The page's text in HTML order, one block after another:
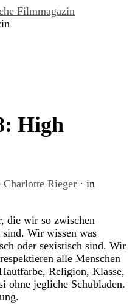
High
Charlotte Rieger · in
die wir so zwischen
Wir wissen was
oder sexistisch sind. Wir
alle Menschen
Religion, Klasse,
jegliche Schubladen.